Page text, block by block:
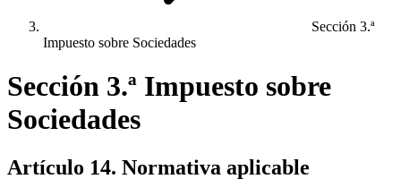
Sección 3.ª
Impuesto sobre Sociedades
Sección 3.ª Impuesto sobre
Sociedades
Artículo 14. Normativa aplicable